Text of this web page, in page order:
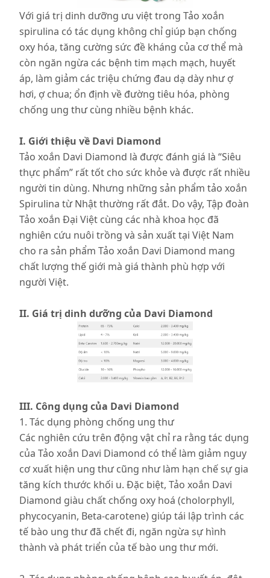
Với giá trị dinh dưỡng ưu việt trong Tảo xoắn
spirulina có tác dụng không chỉ giúp bạn chống
oxy hóa, tăng cường sức đề kháng của cơ thể mà
còn ngăn ngừa các bệnh tim mạch mạch, huyết
áp, làm giảm các triệu chứng đau dạ dày như ợ
hơi, ợ chua; ổn định về đường tiêu hóa, phòng
chống ung thư cùng nhiều bệnh khác.
I. Giới thiệu về Davi Diamond
Tảo xoắn Davi Diamond là được đánh giá là “Siêu
thực phẩm” rất tốt cho sức khỏe và được rất nhiều
người tin dùng. Nhưng những sản phẩm tảo xoắn
Spirulina từ Nhật thường rất đắt. Do vậy, Tập đoàn
Tảo xoắn Đại Việt cùng các nhà khoa học đã
nghiên cứu nuôi trồng và sản xuất tại Việt Nam
cho ra sản phẩm Tảo xoắn Davi Diamond mang
chất lượng thế giới mà giá thành phù hợp với
người Việt.
II. Giá trị dinh dưỡng của Davi Diamond
III. Công dụng của Davi Diamond
1. Tác dụng phòng chống ung thư
Các nghiên cứu trên động vật chỉ ra rằng tác dụng
của Tảo xoắn Davi Diamond có thể làm giảm nguy
cơ xuất hiện ung thư cũng như làm hạn chế sự gia
tăng kích thước khối u. Đặc biệt, Tảo xoắn Davi
Diamond giàu chất chống oxy hoá (cholorphyll,
phycocyanin, Beta-carotene) giúp tái lập trình các
tế bào ung thư đã chết đi, ngăn ngừa sự hình
thành và phát triển của tế bào ung thư mới.